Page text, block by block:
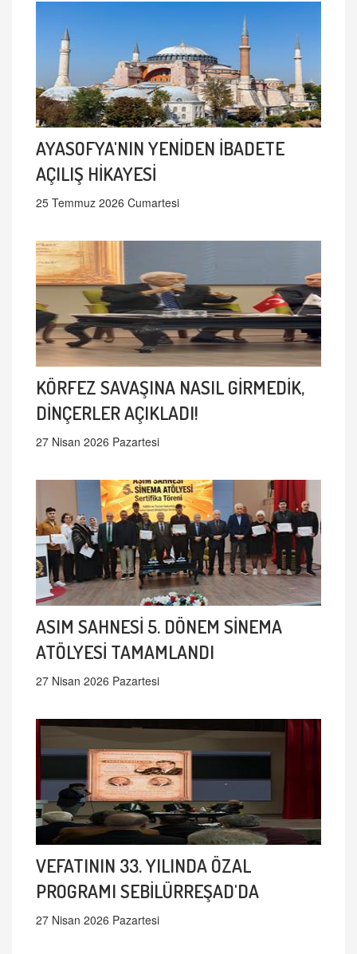
AYASOFYA'NIN YENİDEN İBADETE
AÇILIŞ HİKAYESİ
25 Temmuz 2026 Cumartesi
KÖRFEZ SAVAŞINA NASIL GİRMEDİK,
DİNÇERLER AÇIKLADI!
27 Nisan 2026 Pazartesi
ASIM SAHNESİ 5. DÖNEM SİNEMA
ATÖLYESİ TAMAMLANDI
27 Nisan 2026 Pazartesi
VEFATININ 33. YILINDA ÖZAL
PROGRAMI SEBİLÜRREŞAD'DA
27 Nisan 2026 Pazartesi